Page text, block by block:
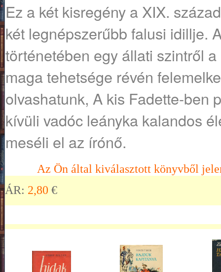
Ez a két kisregény a XIX.
két legnépszerűbb falusi idillje.
történetében egy állati szintről
maga tehetsége révén
olvashatunk, A kis Fadette-ben
kívüli vadóc leányka kalandos
meséli el az írónő.
Az Ön által kiválasztott könyvből
ÁR: 2,80 €